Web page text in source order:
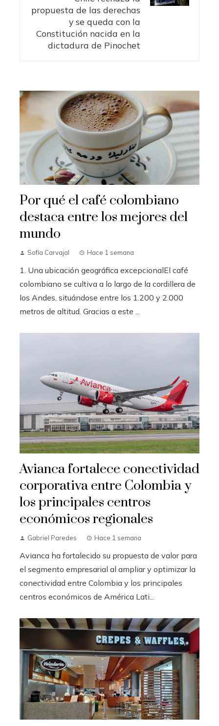
propuesta de las derechas
y se queda con la
Constitución nacida en la
dictadura de Pinochet
Por qué el café colombiano
destaca entre los mejores del
mundo
Sofía Carvajal Hace 1 semana
1. Una ubicación geográfica excepcionalEl café
colombiano se cultiva a lo largo de la cordillera de
los Andes, situándose entre los 1.200 y 2.000
metros de altitud. Gracias a este ...
Avianca fortalece conectividad
corporativa entre Colombia y
los principales centros
económicos regionales
Gabriel Paredes Hace 1 semana
Avianca ha fortalecido su propuesta de valor para
el segmento empresarial al ampliar y optimizar la
conectividad entre Colombia y los principales
centros económicos de América Lati...